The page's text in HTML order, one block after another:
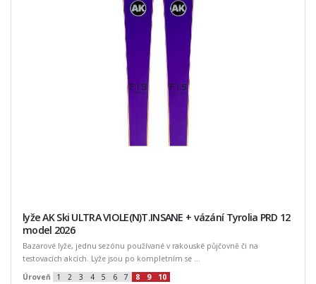
lyže AK Ski ULTRA VIOLE(N)T.INSANE + vázání Tyrolia PRD 12
model 2026
Bazarové lyže, jednu sezónu používané v rakouské půjčovně či na
testovacích akcích. Lyže jsou po kompletním se ...
Úroveň
1 2 3 4 5 6 7 8 9
10